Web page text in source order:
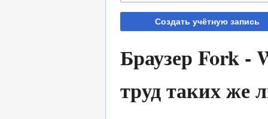
Создать учётную запись
Браузер Fork
труд таких же